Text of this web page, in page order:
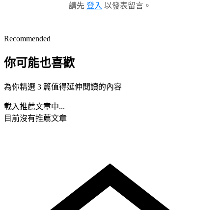
請先 登入 以發表留言。
Recommended
你可能也喜歡
為你精選 3 篇值得延伸閱讀的內容
載入推薦文章中...
目前沒有推薦文章